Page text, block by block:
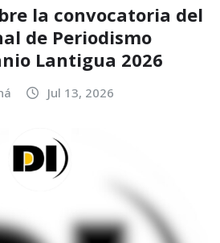
la convocatoria del
de Periodismo
Lantigua 2026
Jul 13, 2026